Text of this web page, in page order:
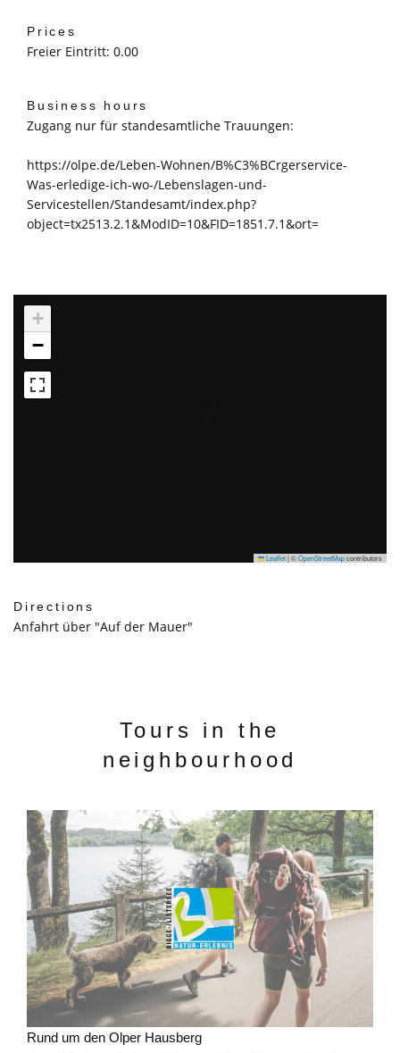
Prices
Freier Eintritt: 0.00
Business hours
Zugang nur für standesamtliche Trauungen:
https://olpe.de/Leben-Wohnen/B%C3%BCrgerservice-
Was-erledige-ich-wo-/Lebenslagen-und-
Servicestellen/Standesamt/index.php?
object=tx2513.2.1&ModID=10&FID=1851.7.1&ort=
+
−
Leaflet|©OpenStreetMapcontributors
Directions
Anfahrt über "Auf der Mauer"
Tours in the
neighbourhood
Rund um den Olper Hausberg